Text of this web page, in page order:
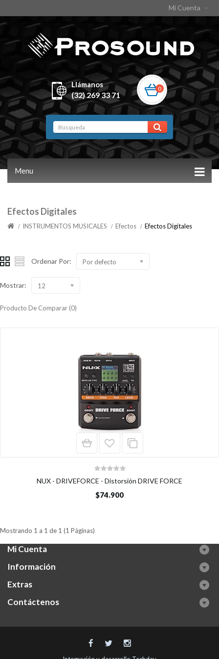
Mi Cuenta
Llámanos
(32) 269 33 71
0
Menu
Efectos Digitales
INSTRUMENTOS MUSICALES Efectos Efectos Digitales
Ordenar Por: Por defecto
Mostrar: 12
Producto De Comparar (0)
NUX - DRIVEFORCE - Distorsión DRIVE FORCE
$74.900
Mostrando 1 a 1 de 1 (1 Páginas)
Mi Cuenta
Información
Extras
Contáctenos